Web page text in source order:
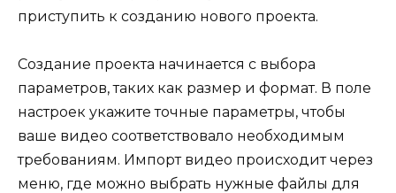
приступить к созданию нового проекта.
Создание проекта начинается с выбора
параметров, таких как размер и формат. В поле
настроек укажите точные параметры, чтобы
ваше видео соответствовало необходимым
требованиям. Импорт видео происходит через
меню, где можно выбрать нужные файлы для